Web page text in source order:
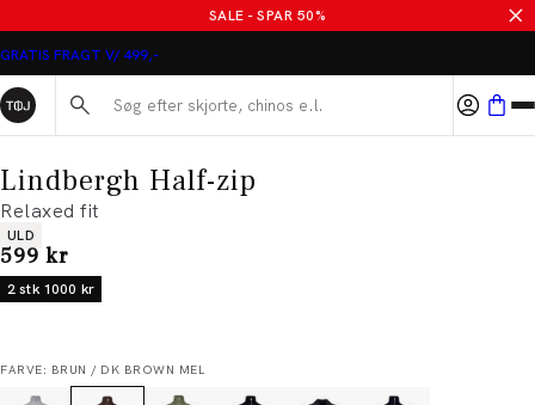
SALE - SPAR 50%
GRATIS FRAGT V/ 499,-
Søg her...
Lindbergh Half-zip
Relaxed fit
Produkt egenskaber
ULD
I alt (inkl. rabat)
599 kr
2 stk 1000 kr
FARVE: BRUN / DK BROWN MEL